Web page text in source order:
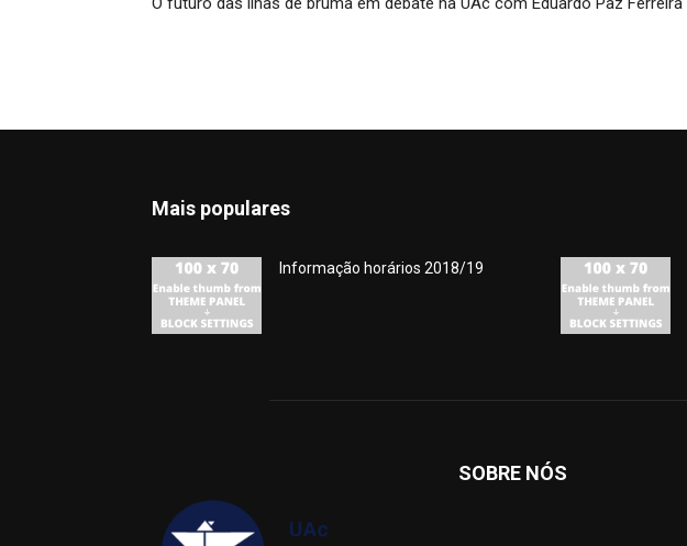
Mais populares
Informação horários 2018/19
SOBRE NÓS